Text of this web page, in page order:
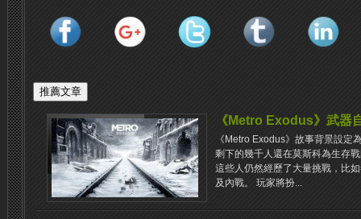
《Metro Exodus》武器
《Metro Exodus》故事背景設定
剩下的幾千人還在莫斯科為生存
這些人仍然經歷了大量挑戰，比
及內戰。 玩家將扮...